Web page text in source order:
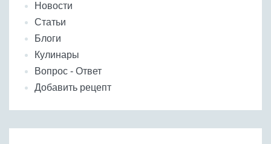
Новости
Статьи
Блоги
Кулинары
Вопрос - Ответ
Добавить рецепт